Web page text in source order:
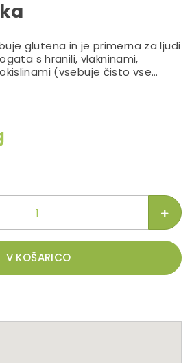
glutena in je primerna za ljudi
(vsebuje čisto vse
žgance, testenine, kruh ali
iz naše domače ajde.
V KOŠARICO